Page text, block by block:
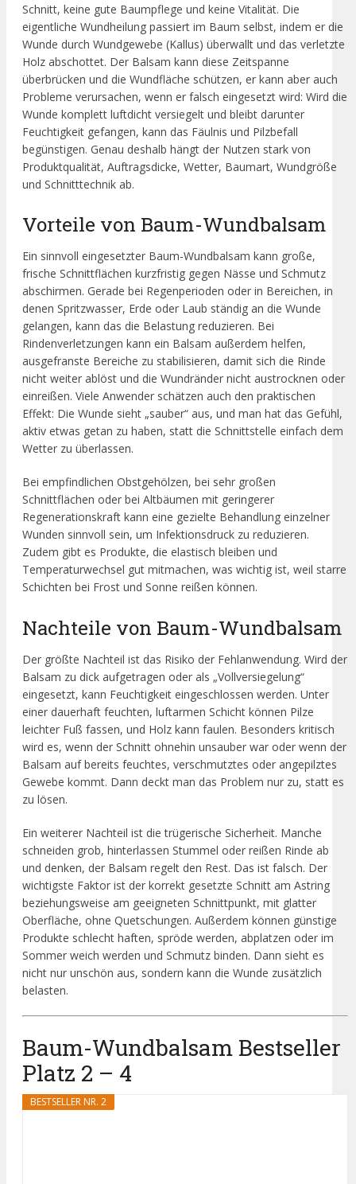
Schnitt, keine gute Baumpflege und keine Vitalität. Die
eigentliche Wundheilung passiert im Baum selbst, indem er die
Wunde durch Wundgewebe (Kallus) überwallt und das verletzte
Holz abschottet. Der Balsam kann diese Zeitspanne
überbrücken und die Wundfläche schützen, er kann aber auch
Probleme verursachen, wenn er falsch eingesetzt wird: Wird die
Wunde komplett luftdicht versiegelt und bleibt darunter
Feuchtigkeit gefangen, kann das Fäulnis und Pilzbefall
begünstigen. Genau deshalb hängt der Nutzen stark von
Produktqualität, Auftragsdicke, Wetter, Baumart, Wundgröße
und Schnitttechnik ab.
Vorteile von Baum-Wundbalsam
Ein sinnvoll eingesetzter Baum-Wundbalsam kann große,
frische Schnittflächen kurzfristig gegen Nässe und Schmutz
abschirmen. Gerade bei Regenperioden oder in Bereichen, in
denen Spritzwasser, Erde oder Laub ständig an die Wunde
gelangen, kann das die Belastung reduzieren. Bei
Rindenverletzungen kann ein Balsam außerdem helfen,
ausgefranste Bereiche zu stabilisieren, damit sich die Rinde
nicht weiter ablöst und die Wundränder nicht austrocknen oder
einreißen. Viele Anwender schätzen auch den praktischen
Effekt: Die Wunde sieht „sauber“ aus, und man hat das Gefühl,
aktiv etwas getan zu haben, statt die Schnittstelle einfach dem
Wetter zu überlassen.
Bei empfindlichen Obstgehölzen, bei sehr großen
Schnittflächen oder bei Altbäumen mit geringerer
Regenerationskraft kann eine gezielte Behandlung einzelner
Wunden sinnvoll sein, um Infektionsdruck zu reduzieren.
Zudem gibt es Produkte, die elastisch bleiben und
Temperaturwechsel gut mitmachen, was wichtig ist, weil starre
Schichten bei Frost und Sonne reißen können.
Nachteile von Baum-Wundbalsam
Der größte Nachteil ist das Risiko der Fehlanwendung. Wird der
Balsam zu dick aufgetragen oder als „Vollversiegelung“
eingesetzt, kann Feuchtigkeit eingeschlossen werden. Unter
einer dauerhaft feuchten, luftarmen Schicht können Pilze
leichter Fuß fassen, und Holz kann faulen. Besonders kritisch
wird es, wenn der Schnitt ohnehin unsauber war oder wenn der
Balsam auf bereits feuchtes, verschmutztes oder angepilztes
Gewebe kommt. Dann deckt man das Problem nur zu, statt es
zu lösen.
Ein weiterer Nachteil ist die trügerische Sicherheit. Manche
schneiden grob, hinterlassen Stummel oder reißen Rinde ab
und denken, der Balsam regelt den Rest. Das ist falsch. Der
wichtigste Faktor ist der korrekt gesetzte Schnitt am Astring
beziehungsweise am geeigneten Schnittpunkt, mit glatter
Oberfläche, ohne Quetschungen. Außerdem können günstige
Produkte schlecht haften, spröde werden, abplatzen oder im
Sommer weich werden und Schmutz binden. Dann sieht es
nicht nur unschön aus, sondern kann die Wunde zusätzlich
belasten.
Baum-Wundbalsam Bestseller
Platz 2 – 4
BESTSELLER NR. 2